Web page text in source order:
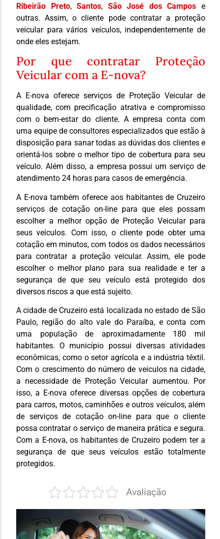
Ribeirão Preto,Santos, São José dos Campos e
outras. Assim, o cliente pode contratar a proteção
veicular para vários veículos, independentemente de
onde eles estejam.
Por que contratar Proteção
Veicular com a E-nova?
A E-nova oferece serviços de Proteção Veicular de
qualidade, com precificação atrativa e compromisso
com o bem-estar do cliente. A empresa conta com
uma equipe de consultores especializados que estão à
disposição para sanar todas as dúvidas dos clientes e
orientá-los sobre o melhor tipo de cobertura para seu
veículo. Além disso, a empresa possui um serviço de
atendimento 24 horas para casos de emergência.
A E-nova também oferece aos habitantes de Cruzeiro
serviços de cotação on-line para que eles possam
escolher a melhor opção de Proteção Veicular para
seus veículos. Com isso, o cliente pode obter uma
cotação em minutos, com todos os dados necessários
para contratar a proteção veicular. Assim, ele pode
escolher o melhor plano para sua realidade e ter a
segurança de que seu veículo está protegido dos
diversos riscos a que está sujeito.
A cidade de Cruzeiro está localizada no estado de São
Paulo, região do alto vale do Paraíba, e conta com
uma população de aproximadamente 180 mil
habitantes. O município possui diversas atividades
econômicas, como o setor agrícola e a indústria têxtil.
Com o crescimento do número de veículos na cidade,
a necessidade de Proteção Veicular aumentou. Por
isso, a E-nova oferece diversas opções de cobertura
para carros, motos, caminhões e outros veículos, além
de serviços de cotação on-line para que o cliente
possa contratar o serviço de maneira prática e segura.
Com a E-nova, os habitantes de Cruzeiro podem ter a
segurança de que seus veículos estão totalmente
protegidos.
Avaliação